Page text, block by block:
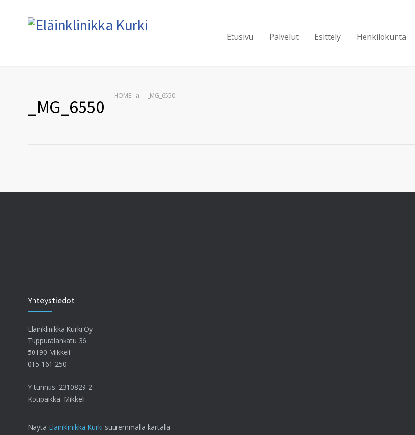
Etusivu Palvelut Esittely Henkilökunta
_MG_6550
HOME _MG_6550
Yhteystiedot
Eläinklinikka Kurki Oy
Tuppuralankatu 36
50190 Mikkeli
015 161 250
Y-tunnus: 2310829-2
Kotipaikka: Mikkeli
Näytä Eläinklinikka Kurki suuremmalla kartalla